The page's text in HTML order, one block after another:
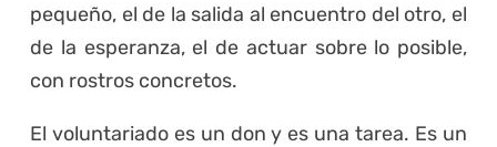
pequeño, el de la salida al encuentro del otro, el
de la esperanza, el de actuar sobre lo posible,
con rostros concretos.
El voluntariado es un don y es una tarea. Es un